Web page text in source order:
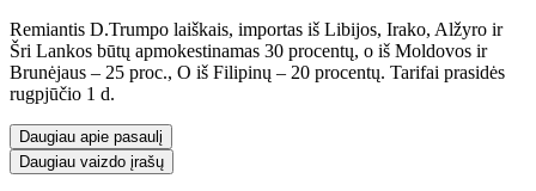
Remiantis D.Trumpo laiškais, importas iš Libijos, Irako, Alžyro ir
Šri Lankos būtų apmokestinamas 30 procentų, o iš Moldovos ir
Brunėjaus – 25 proc., O iš Filipinų – 20 procentų. Tarifai prasidės
rugpjūčio 1 d.
Daugiau apie pasaulį
Daugiau vaizdo įrašų